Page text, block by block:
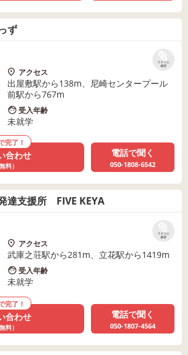
ず
リストに
保存
アクセス
出屋敷駅から138m、尼崎センタープール
前駅から767m
受入年齢
未就学
完了！
合わせ
無料）
電話で聞く
050-1808-6542
達支援所 FIVE KEYA
リストに
保存
アクセス
武庫之荘駅から281m、立花駅から1419m
受入年齢
未就学
完了！
合わせ
無料）
電話で聞く
050-1807-4564